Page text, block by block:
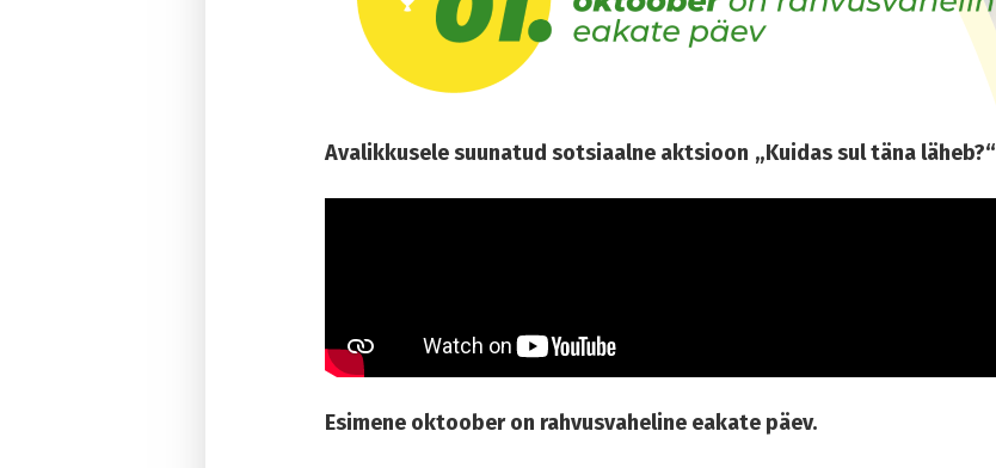
Avalikkusele suunatud sotsiaalne aktsioon „Kuidas sul täna läheb?“
Esimene oktoober on rahvusvaheline eakate päev.